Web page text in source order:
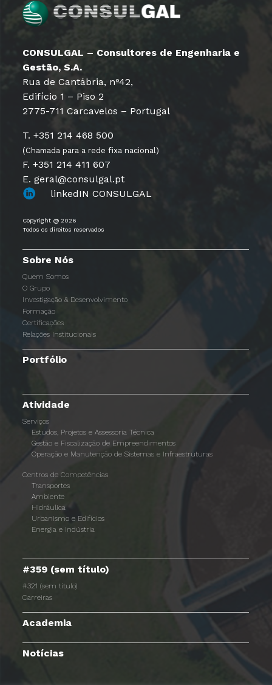
CONSULGAL – Consultores de Engenharia e
Gestão, S.A.
Rua de Cantábria, nº42,
Edifício 1 – Piso 2
2775-711 Carcavelos – Portugal
T. +351 214 468 500
(Chamada para a rede fixa nacional)
F. +351 214 411 607
E. geral@consulgal.pt
linkedIN CONSULGAL
Copyright @ 2026
Todos os direitos reservados
Sobre Nós
Quem Somos
O Grupo
Investigação & Desenvolvimento
Formação
Certificações
Relações Institucionais
Portfólio
Atividade
Serviços
Estudos, Projetos e Assessoria Técnica
Gestão e Fiscalização de Empreendimentos
Operação e Manutenção de Sistemas e Infraestruturas
Centros de Competências
Transportes
Ambiente
Hidráulica
Urbanismo e Edifícios
Energia e Indústria
#359 (sem título)
#321 (sem título)
Carreiras
Academia
Notícias